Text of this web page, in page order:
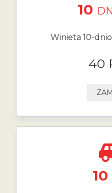
10
Winieta 10-
40
10